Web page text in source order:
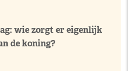
wie zorgt er eigenlijk
de koning?